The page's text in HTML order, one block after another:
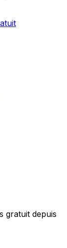
gratuit depuis